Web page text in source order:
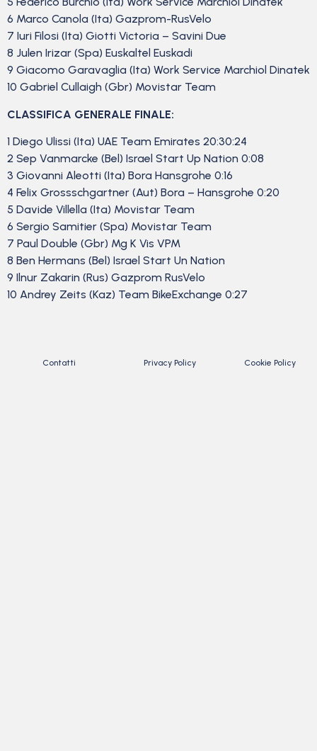
6 Marco Canola (Ita) Gazprom-RusVelo
7 Iuri Filosi (Ita) Giotti Victoria – Savini Due
8 Julen Irizar (Spa) Euskaltel Euskadi
9 Giacomo Garavaglia (Ita) Work Service Marchiol Dinatek
10 Gabriel Cullaigh (Gbr) Movistar Team
CLASSIFICA GENERALE FINALE:
1 Diego Ulissi (Ita) UAE Team Emirates 20:30:24
2 Sep Vanmarcke (Bel) Israel Start Up Nation 0:08
3 Giovanni Aleotti (Ita) Bora Hansgrohe 0:16
4 Felix Grossschgartner (Aut) Bora – Hansgrohe 0:20
5 Davide Villella (Ita) Movistar Team
6 Sergio Samitier (Spa) Movistar Team
7 Paul Double (Gbr) Mg K Vis VPM
8 Ben Hermans (Bel) Israel Start Un Nation
9 Ilnur Zakarin (Rus) Gazprom RusVelo
10 Andrey Zeits (Kaz) Team BikeExchange 0:27
Contatti Privacy Policy Cookie Policy